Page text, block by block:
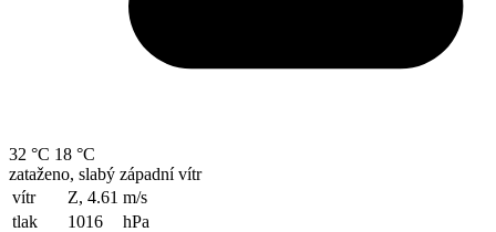
32 °C 18 °C
zataženo, slabý západní vítr
vítr
Z, 4.61 m/s
tlak
1016
hPa